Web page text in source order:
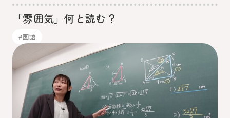
「雰囲気」何と読む？
#国語